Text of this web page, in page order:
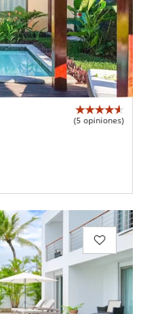
(5 opiniones)